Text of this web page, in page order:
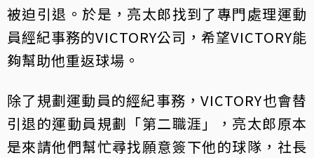
被迫引退。於是，亮太郎找到了專門處理運動
員經紀事務的VICTORY公司，希望VICTORY能
夠幫助他重返球場。
除了規劃運動員的經紀事務，VICTORY也會替
引退的運動員規劃「第二職涯」，亮太郎原本
是來請他們幫忙尋找願意簽下他的球隊，社長